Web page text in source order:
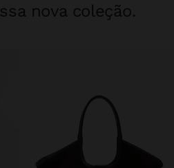
nova coleção.